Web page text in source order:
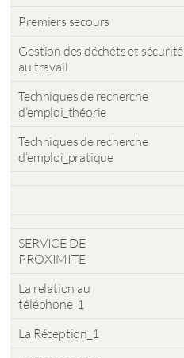
Premiers secours
Gestion des déchéts et sécurité
au travail
Techniques de recherche
d’emploi_théorie
Techniques de recherche
d’emploi_pratique
SERVICE DE
PROXIMITE
La relation au
téléphone_1
La Réception_1